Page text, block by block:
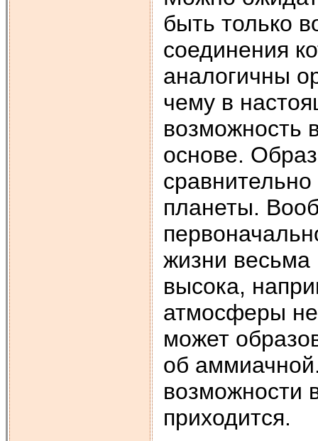
быть только
соединения
аналогичны
чему в
возможность
основе.
планеты.
жизни весьма
высока,
атмосферы не
может
об
возможности
приходится.